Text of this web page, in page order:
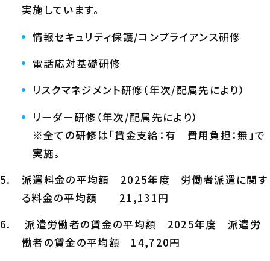
実施しています。
情報セキュリティ保護/コンプライアンス研修
電話応対基礎研修
リスクマネジメント研修（年次/配属先により）
リーダー研修（年次/配属先により）
※全ての研修は「賃金支給：有 費用負担：無」で
実施。
派遣料金の平均額 2025年度 労働者派遣に関す
る料金の平均額 21,131円
派遣労働者の賃金の平均額 2025年度 派遣労
働者の賃金の平均額 14,720円